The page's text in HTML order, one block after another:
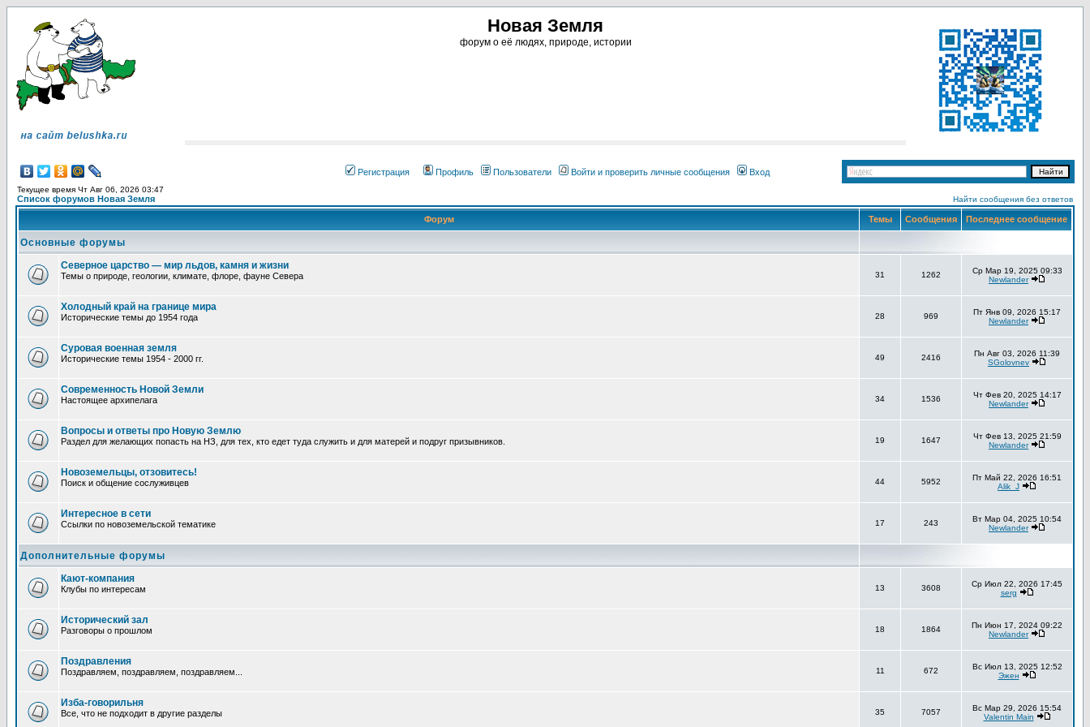
Новая Земля
форум о её людях, природе, истории
Регистрация Профиль Пользователи Войти и проверить личные сообщения Вход
Текущее время Чт Авг 06, 2026 03:47
Список форумов Новая Земля Найти сообщения без ответов
Форум Темы Сообщения Последнее сообщение
Основные форумы
Северное царство — мир льдов, камня и жизни
Темы о природе, геологии, климате, флоре, фауне Севера 31 1262
Ср Мар 19, 2025 09:33
Newlander
Холодный край на границе мира
Исторические темы до 1954 года 28 969
Пт Янв 09, 2026 15:17
Newlander
Суровая военная земля
Исторические темы 1954 - 2000 гг. 49 2416
Пн Авг 03, 2026 11:39
SGolovnev
Современность Новой Земли
Настоящее архипелага 34 1536
Чт Фев 20, 2025 14:17
Newlander
Вопросы и ответы про Новую Землю
Раздел для желающих попасть на НЗ, для тех, кто едет туда служить и для матерей и подруг призывников. 19 1647
Чт Фев 13, 2025 21:59
Newlander
Новоземельцы, отзовитесь!
Поиск и общение сослуживцев 44 5952
Пт Май 22, 2026 16:51
Alik_J
Интересное в сети
Ссылки по новоземельской тематике 17 243
Вт Мар 04, 2025 10:54
Newlander
Дополнительные форумы
Кают-компания
Клубы по интересам 13 3608
Ср Июл 22, 2026 17:45
serg
Исторический зал
Разговоры о прошлом 18 1864
Пн Июн 17, 2024 09:22
Newlander
Поздравления
Поздравляем, поздравляем, поздравляем... 11 672
Вс Июл 13, 2025 12:52
Эжен
Изба-говорильня
Все, что не подходит в другие разделы 35 7057
Вс Мар 29, 2026 15:54
Valentin Main